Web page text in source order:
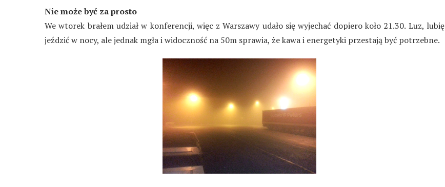
Nie może być za prosto
We wtorek brałem udział w konferencji, więc z Warszawy udało się wyjechać dopiero koło 21.30. Luz, lubię
jeździć w nocy, ale jednak mgła i widoczność na 50m sprawia, że kawa i energetyki przestają być potrzebne.